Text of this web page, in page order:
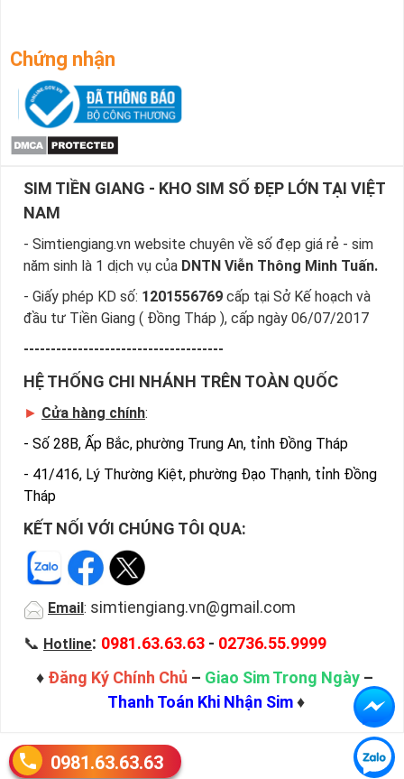
Chứng nhận
SIM TIỀN GIANG - KHO SIM SỐ ĐẸP LỚN TẠI VIỆT
NAM
- Simtiengiang.vn website chuyên về số đẹp giá rẻ - sim
năm sinh là 1 dịch vụ của DNTN Viễn Thông Minh Tuấn.
- Giấy phép KD số: 1201556769 cấp tại Sở Kế hoạch và
đầu tư Tiền Giang ( Đồng Tháp ), cấp ngày 06/07/2017
-------------------------------------
HỆ THỐNG CHI NHÁNH TRÊN TOÀN QUỐC
► Cửa hàng chính:
- Số 28B, Ấp Bắc, phường Trung An, tỉnh Đồng Tháp
- 41/416, Lý Thường Kiệt, phường Đạo Thạnh, tỉnh Đồng
Tháp
KẾT NỐI VỚI CHÚNG TÔI QUA:
Email : simtiengiang.vn@gmail.com
📞 Hotline: 0981.63.63.63 - 02736.55.9999
♦ Đăng Ký Chính Chủ – Giao Sim Trong Ngày –
Thanh Toán Khi Nhận Sim♦
0981.63.63.63